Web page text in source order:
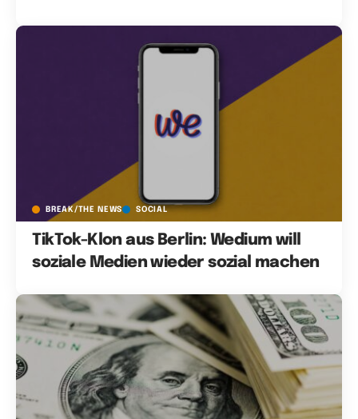
BREAK/THE NEWS SOCIAL
TikTok-Klon aus Berlin: Wedium will
soziale Medien wieder sozial machen